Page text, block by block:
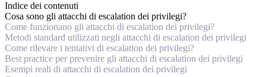
Indice dei contenuti
Cosa sono gli attacchi di escalation dei privilegi?
Come funzionano gli attacchi di escalation dei privilegi?
Metodi standard utilizzati negli attacchi di escalation dei privilegi
Come rilevare i tentativi di escalation dei privilegi?
Best practice per prevenire gli attacchi di escalation dei privilegi
Esempi reali di attacchi di escalation dei privilegi